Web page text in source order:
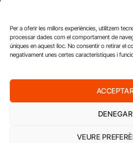
Per a oferir les millors experiències, utilitzem
processar dades com el comportament de
úniques en aquest lloc. No consentir o retirar el
negativament unes certes característiques i
DENEGAR
VEURE